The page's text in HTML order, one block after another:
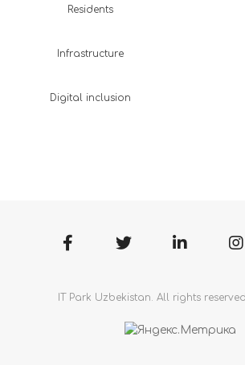
Residents
Infrastructure
Digital inclusion
IT Park Uzbekistan. All rights